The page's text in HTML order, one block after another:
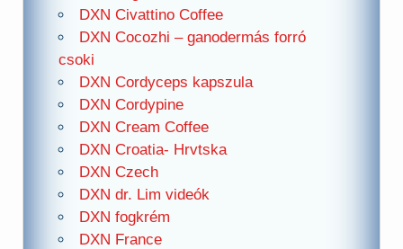
DXN Civattino Coffee
DXN Cocozhi – ganodermás forró
csoki
DXN Cordyceps kapszula
DXN Cordypine
DXN Cream Coffee
DXN Croatia- Hrvtska
DXN Czech
DXN dr. Lim videók
DXN fogkrém
DXN France